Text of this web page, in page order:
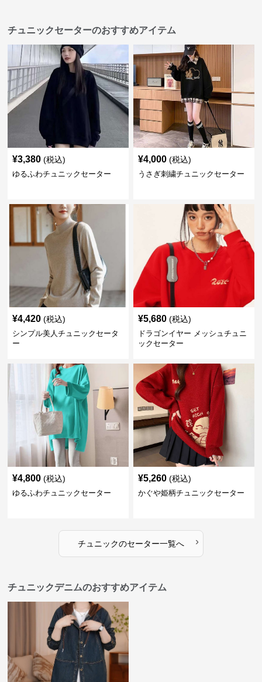
チュニックセーターのおすすめアイテム
¥3,380 (税込)
ゆるふわチュニックセーター
¥4,000 (税込)
うさぎ刺繍チュニックセーター
¥4,420 (税込)
シンプル美人チュニックセータ
ー
¥5,680 (税込)
ドラゴンイヤー メッシュチュニ
ックセーター
¥4,800 (税込)
ゆるふわチュニックセーター
¥5,260 (税込)
かぐや姫柄チュニックセーター
チュニックのセーター一覧へ ›
チュニックデニムのおすすめアイテム